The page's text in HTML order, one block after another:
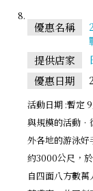
優惠名稱
提供店家
優惠日期
活動日期 :暫定
與規模的活動．
外各地的游泳
約3000公尺，
自四面八方數